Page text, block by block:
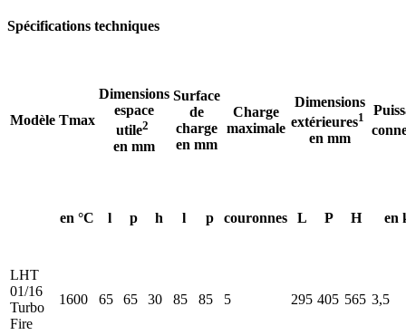
Spécifications techniques
Modèle Tmax
Dimensions
espace
utile2
en mm
Surface
de
charge
en mm
Charge
maximale
Dimensions
extérieures1
en mm
en °C l p h l p couronnes L P H en
LHT
01/16
Turbo
Fire
1600 65 65 30 85 85 5 295 405 565 3,5